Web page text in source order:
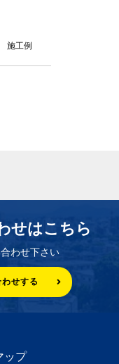
施工例
せはこちら
わせ下さい
せする
ップ